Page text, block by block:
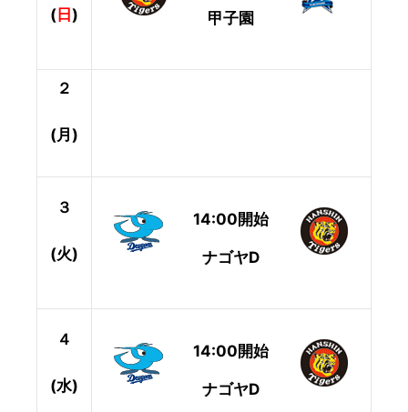
(日) 甲子園
２
(月)
３
(火)
14:00開始
ナゴヤD
４
(水)
14:00開始
ナゴヤD